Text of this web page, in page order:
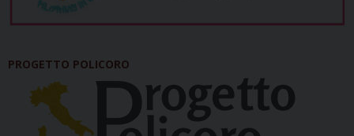
PROGETTO POLICORO